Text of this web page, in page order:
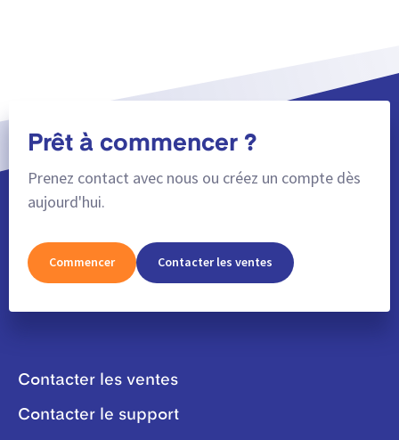
Prêt à commencer ?
Prenez contact avec nous ou créez un compte dès
aujourd'hui.
Commencer Contacter les ventes
Contacter les ventes
Contacter le support